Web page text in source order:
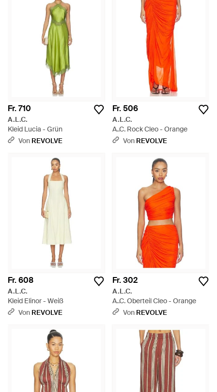
Fr. 710
A.L.C.
Kleid Lucia - Grün
Von REVOLVE
Fr. 506
A.L.C.
A..C. Rock Cleo - Orange
Von REVOLVE
Fr. 608
A.L.C.
Kleid Elinor - Weiß
Von REVOLVE
Fr. 302
A.L.C.
A..C. Oberteil Cleo - Orange
Von REVOLVE